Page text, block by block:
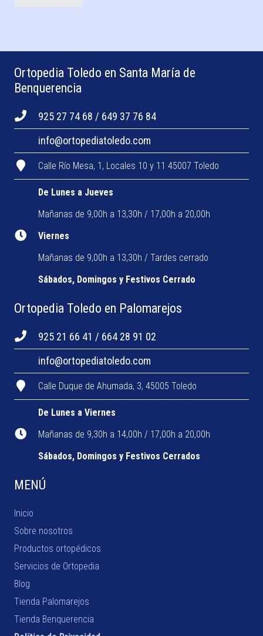
Ortopedia Toledo en Santa María de
Benquerencia
925 27 74 68 / 649 37 76 84
info@ortopediatoledo.com
Calle Río Mesa, 1, Locales 10 y 11 45007 Toledo
De Lunes a Jueves
Mañanas de 9,00h a 13,30h / 17,00h a 20,00h
Viernes
Mañanas de 9,00h a 13,30h / Tardes cerrado
Sábados, Domingos y Festivos Cerrado
Ortopedia Toledo en Palomarejos
925 21 66 41 / 664 28 91 02
info@ortopediatoledo.com
Calle Duque de Ahumada, 3, 45005 Toledo
De Lunes a Viernes
Mañanas de 9,30h a 14,00h / 17,00h a 20,00h
Sábados, Domingos y Festivos Cerrados
MENÚ
Inicio
Sobre nosotros
Productos ortopédicos
Servicios de Ortopedia
Blog
Tienda Palomarejos
Tienda Benquerencia